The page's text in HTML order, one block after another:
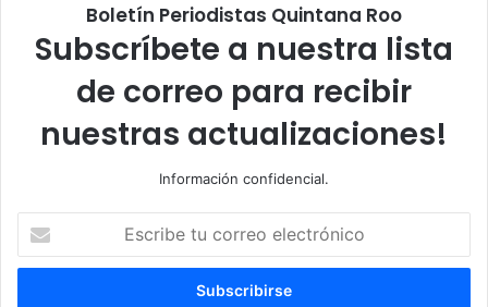
Boletín Periodistas Quintana Roo
Subscríbete a nuestra lista
de correo para recibir
nuestras actualizaciones!
Información confidencial.
correo